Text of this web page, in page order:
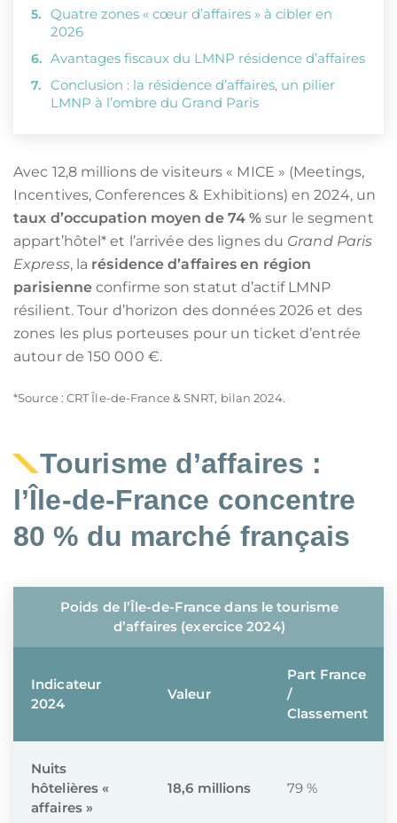
Quatre zones « cœur d’affaires » à cibler en
2026
Avantages fiscaux du LMNP résidence d’affaires
Conclusion : la résidence d’affaires, un pilier
LMNP à l’ombre du Grand Paris
Avec 12,8 millions de visiteurs « MICE » (Meetings,
Incentives, Conferences & Exhibitions) en 2024, un
taux d’occupation moyen de 74 % sur le segment
appart’hôtel* et l’arrivée des lignes du Grand Paris
Express, la résidence d’affaires en région
parisienne confirme son statut d’actif LMNP
résilient. Tour d’horizon des données 2026 et des
zones les plus porteuses pour un ticket d’entrée
autour de 150 000 €.
*Source : CRT Île-de-France & SNRT, bilan 2024.
Tourisme d’affaires :
l’Île-de-France concentre
80 % du marché français
Poids de l’Île-de-France dans le tourisme
d’affaires (exercice 2024)
Indicateur
2024
Valeur
Part France
/
Classement
Nuits
hôtelières «
affaires »
18,6 millions 79 %